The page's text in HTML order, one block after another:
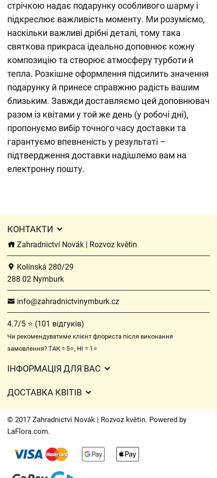
стрічкою надає подарунку особливого шарму і
підкреслює важливість моменту. Ми розуміємо,
наскільки важливі дрібні деталі, тому така
святкова прикраса ідеально доповнює кожну
композицію та створює атмосферу турботи й
тепла. Розкішне оформлення підсилить значення
подарунку й принесе справжню радість вашим
близьким. Завжди доставляємо цей доповнювач
разом із квітами у той же день (у робочі дні),
пропонуємо вибір точного часу доставки та
гарантуємо впевненість у результаті –
підтвердження доставки надішлемо вам на
електронну пошту.
КОНТАКТИ
Zahradnictví Novák | Rozvoz květin
Kolínská 280/29
288 02 Nymburk
info@zahradnictvinymburk.cz
4.7/5 ⭐ (101 відгуків)
Чи рекомендуватиме клієнт флориста після виконання
замовлення? ТАК = 5⭐, НІ = 1⭐
ІНФОРМАЦІЯ ДЛЯ ВАС
Захист персональних даних
Час доставки квітів – огляд можливостей
ДОСТАВКА КВІТІВ
Вартість доставки
Куди ми доставляємо квіти
Контакти
© 2017 Zahradnictví Novák | Rozvoz květin. Powered by
LaFlora.com.